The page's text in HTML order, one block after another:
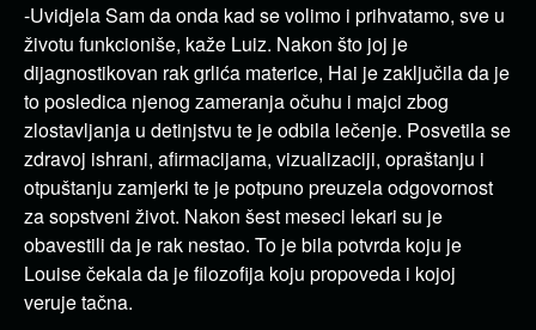
-Uvidjela Sam da onda kad se volimo i prihvatamo, sve u
životu funkcioniše, kaže Luiz. Nakon što joj je
dijagnostikovan rak grlića materice, Hai je zaključila da je
to posledica njenog zameranja očuhu i majci zbog
zlostavljanja u detinjstvu te je odbila lečenje. Posvetila se
zdravoj ishrani, afirmacijama, vizualizaciji, opraštanju i
otpuštanju zamjerki te je potpuno preuzela odgovornost
za sopstveni život. Nakon šest meseci lekari su je
obavestili da je rak nestao. To je bila potvrda koju je
Louise čekala da je filozofija koju propoveda i kojoj
veruje tačna.